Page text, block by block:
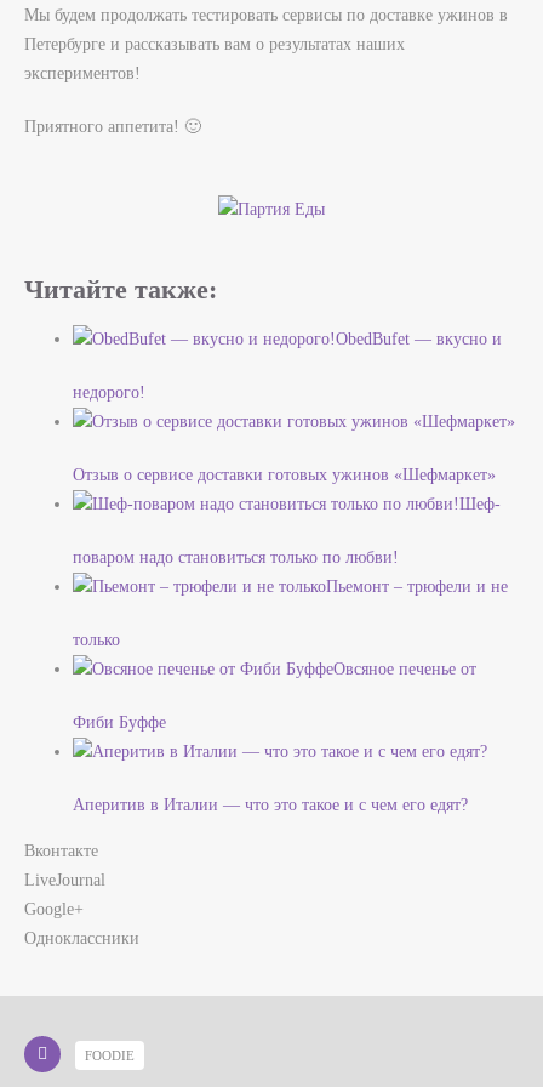
Мы будем продолжать тестировать сервисы по доставке ужинов в
Петербурге и рассказывать вам о результатах наших
экспериментов!
Приятного аппетита! 🙂
Читайте также:
ObedBufet — вкусно и
недорого!
Отзыв о сервисе доставки готовых ужинов «Шефмаркет»
Шеф-
поваром надо становиться только по любви!
Пьемонт – трюфели и не
только
Овсяное печенье от
Фиби Буффе
Аперитив в Италии — что это такое и с чем его едят?
Вконтакте
LiveJournal
Google+
Одноклассники
FOODIE